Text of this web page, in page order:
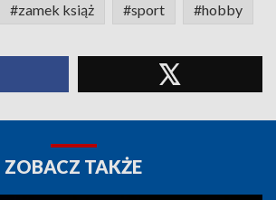
#zamek książ #sport #hobby
ZOBACZ TAKŻE